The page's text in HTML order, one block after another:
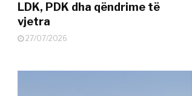
LDK, PDK dha qëndrime të
vjetra
27/07/2026